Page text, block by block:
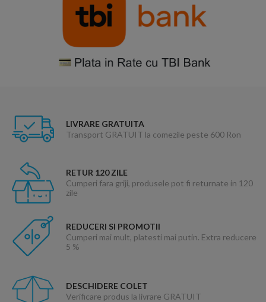
LIVRARE GRATUITA
Transport GRATUIT la comezile peste 600 Ron
RETUR 120 ZILE
Cumperi fara griji, produsele pot fi returnate in 120
zile
REDUCERI SI PROMOTII
Cumperi mai mult, platesti mai putin. Extra reducere
5 %
DESCHIDERE COLET
Verificare produs la livrare GRATUIT